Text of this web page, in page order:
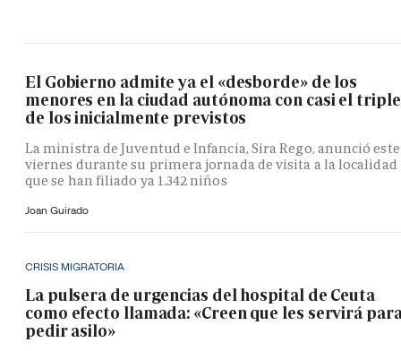
El Gobierno admite ya el «desborde» de los
menores en la ciudad autónoma con casi el triple
de los inicialmente previstos
La ministra de Juventud e Infancia, Sira Rego, anunció este
viernes durante su primera jornada de visita a la localidad
que se han filiado ya 1.342 niños
Joan Guirado
CRISIS MIGRATORIA
La pulsera de urgencias del hospital de Ceuta
como efecto llamada: «Creen que les servirá
pedir asilo»